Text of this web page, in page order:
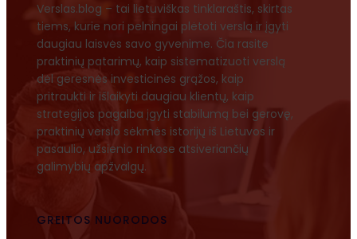
Verslas.blog – tai lietuviškas tinklaraštis, skirtas
tiems, kurie nori pelningai plėtoti verslą ir įgyti
daugiau laisvės savo gyvenime. Čia rasite
praktinių patarimų, kaip sistematizuoti verslą
dėl geresnės investicinės grąžos, kaip
pritraukti ir išlaikyti daugiau klientų, kaip
strategijos pagalba įgyti stabilumą bei gerovę,
praktinių verslo sėkmės istorijų iš Lietuvos ir
pasaulio, užsienio rinkose atsiveriančių
galimybių apžvalgų.
GREITOS NUORODOS